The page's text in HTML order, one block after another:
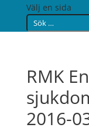
Välj en sida
RMK
2016-